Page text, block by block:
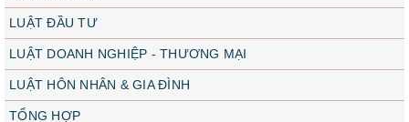
LUẬT ĐẦU TƯ
LUẬT DOANH NGHIỆP - THƯƠNG MẠI
LUẬT HÔN NHÂN & GIA ĐÌNH
TỔNG HỢP